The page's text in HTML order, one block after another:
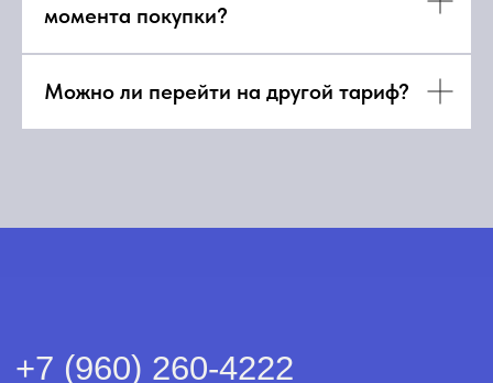
момента покупки?
Можно ли перейти на другой тариф?